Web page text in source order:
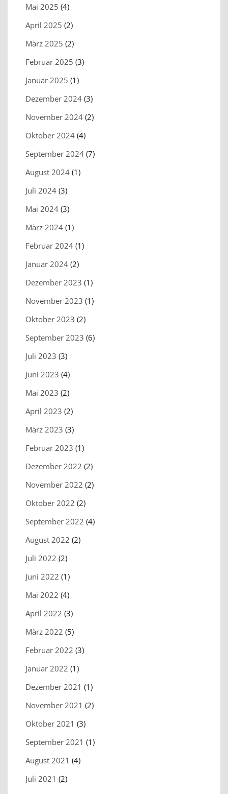
Mai 2025 (4)
April 2025 (2)
März 2025 (2)
Februar 2025 (3)
Januar 2025 (1)
Dezember 2024 (3)
November 2024 (2)
Oktober 2024 (4)
September 2024 (7)
August 2024 (1)
Juli 2024 (3)
Mai 2024 (3)
März 2024 (1)
Februar 2024 (1)
Januar 2024 (2)
Dezember 2023 (1)
November 2023 (1)
Oktober 2023 (2)
September 2023 (6)
Juli 2023 (3)
Juni 2023 (4)
Mai 2023 (2)
April 2023 (2)
März 2023 (3)
Februar 2023 (1)
Dezember 2022 (2)
November 2022 (2)
Oktober 2022 (2)
September 2022 (4)
August 2022 (2)
Juli 2022 (2)
Juni 2022 (1)
Mai 2022 (4)
April 2022 (3)
März 2022 (5)
Februar 2022 (3)
Januar 2022 (1)
Dezember 2021 (1)
November 2021 (2)
Oktober 2021 (3)
September 2021 (1)
August 2021 (4)
Juli 2021 (2)